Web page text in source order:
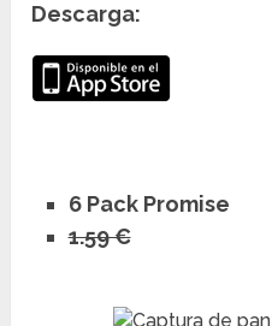
Descarga:
6 Pack Promise
1.59 €